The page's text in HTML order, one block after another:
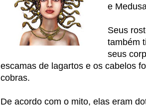
e
Seus
também
seus
escamas de lagartos e os cabelos
cobras.
De acordo com o mito, elas eram